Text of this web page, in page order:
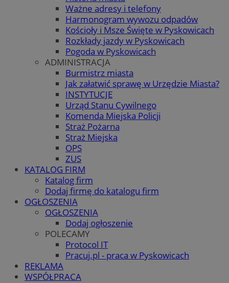
Ważne adresy i telefony
Harmonogram wywozu odpadów
Kościoły i Msze Święte w Pyskowicach
Rozkłady jazdy w Pyskowicach
Pogoda w Pyskowicach
ADMINISTRACJA
Burmistrz miasta
Jak załatwić sprawę w Urzędzie Miasta?
INSTYTUCJE
Urząd Stanu Cywilnego
Komenda Miejska Policji
Straż Pożarna
Straż Miejska
OPS
ZUS
KATALOG FIRM
Katalog firm
Dodaj firmę do katalogu firm
OGŁOSZENIA
OGŁOSZENIA
Dodaj ogłoszenie
POLECAMY
Protocol IT
Pracuj.pl - praca w Pyskowicach
REKLAMA
WSPÓŁPRACA